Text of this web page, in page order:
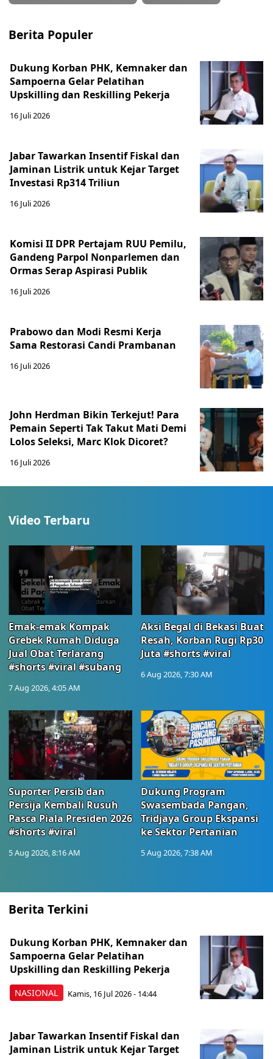
Berita Populer
Dukung Korban PHK, Kemnaker dan
Sampoerna Gelar Pelatihan
Upskilling dan Reskilling Pekerja
16 Juli 2026
Jabar Tawarkan Insentif Fiskal dan
Jaminan Listrik untuk Kejar Target
Investasi Rp314 Triliun
16 Juli 2026
Komisi II DPR Pertajam RUU Pemilu,
Gandeng Parpol Nonparlemen dan
Ormas Serap Aspirasi Publik
16 Juli 2026
Prabowo dan Modi Resmi Kerja
Sama Restorasi Candi Prambanan
16 Juli 2026
John Herdman Bikin Terkejut! Para
Pemain Seperti Tak Takut Mati Demi
Lolos Seleksi, Marc Klok Dicoret?
16 Juli 2026
Video Terbaru
Emak-emak Kompak
Grebek Rumah Diduga
Jual Obat Terlarang
#shorts #viral #subang
7 Aug 2026, 4:05 AM
Aksi Begal di Bekasi Buat
Resah, Korban Rugi Rp30
Juta #shorts #viral
6 Aug 2026, 7:30 AM
Suporter Persib dan
Persija Kembali Rusuh
Pasca Piala Presiden 2026
#shorts #viral
5 Aug 2026, 8:16 AM
Dukung Program
Swasembada Pangan,
Tridjaya Group Ekspansi
ke Sektor Pertanian
5 Aug 2026, 7:38 AM
Berita Terkini
NASIONAL
Dukung Korban PHK, Kemnaker dan
Sampoerna Gelar Pelatihan
Upskilling dan Reskilling Pekerja
Kamis, 16 Jul 2026 - 14:44
Jabar Tawarkan Insentif Fiskal dan
Jaminan Listrik untuk Kejar Target